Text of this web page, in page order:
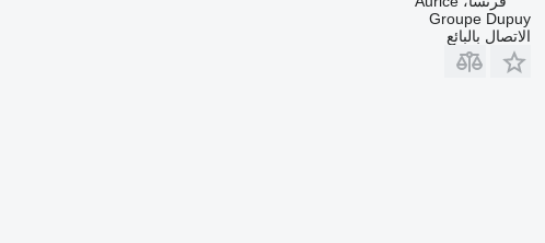
Groupe Dupuy
الاتصال بالبائع